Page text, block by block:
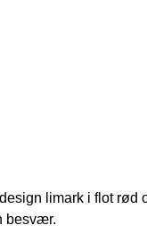
limark i flot
besvær.